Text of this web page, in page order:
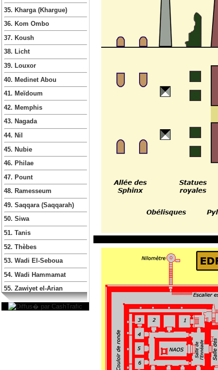
35. Kharga (Khargue)
36. Kom Ombo
37. Koush
38. Licht
39. Louxor
40. Medinet Abou
41. Meïdoum
42. Memphis
43. Nagada
44. Nil
45. Nubie
46. Philae
47. Pount
48. Ramesseum
49. Saqqara (Saqqarah)
50. Siwa
51. Tanis
52. Thèbes
53. Wadi El-Seboua
54. Wadi Hammamat
55. Zawiyet el-Arian